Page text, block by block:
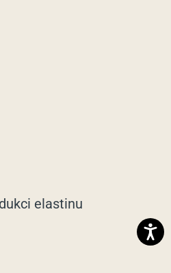
elastinu